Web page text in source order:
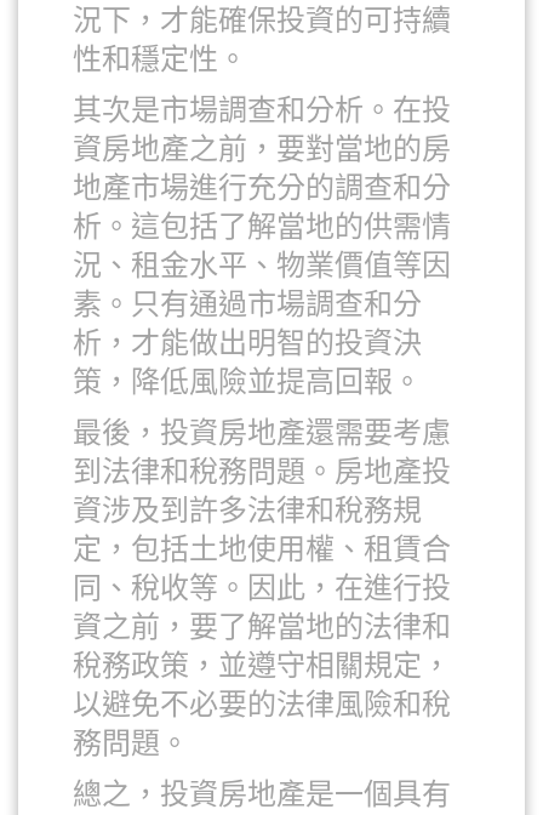
況下，才能確保投資的可持續
性和穩定性。
其次是市場調查和分析。在投
資房地產之前，要對當地的房
地產市場進行充分的調查和分
析。這包括了解當地的供需情
況、租金水平、物業價值等因
素。只有通過市場調查和分
析，才能做出明智的投資決
策，降低風險並提高回報。
最後，投資房地產還需要考慮
到法律和稅務問題。房地產投
資涉及到許多法律和稅務規
定，包括土地使用權、租賃合
同、稅收等。因此，在進行投
資之前，要了解當地的法律和
稅務政策，並遵守相關規定，
以避免不必要的法律風險和稅
務問題。
總之，投資房地產是一個具有